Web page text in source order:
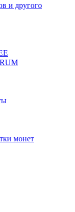
и другого
монет